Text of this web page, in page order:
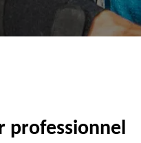
professionnel